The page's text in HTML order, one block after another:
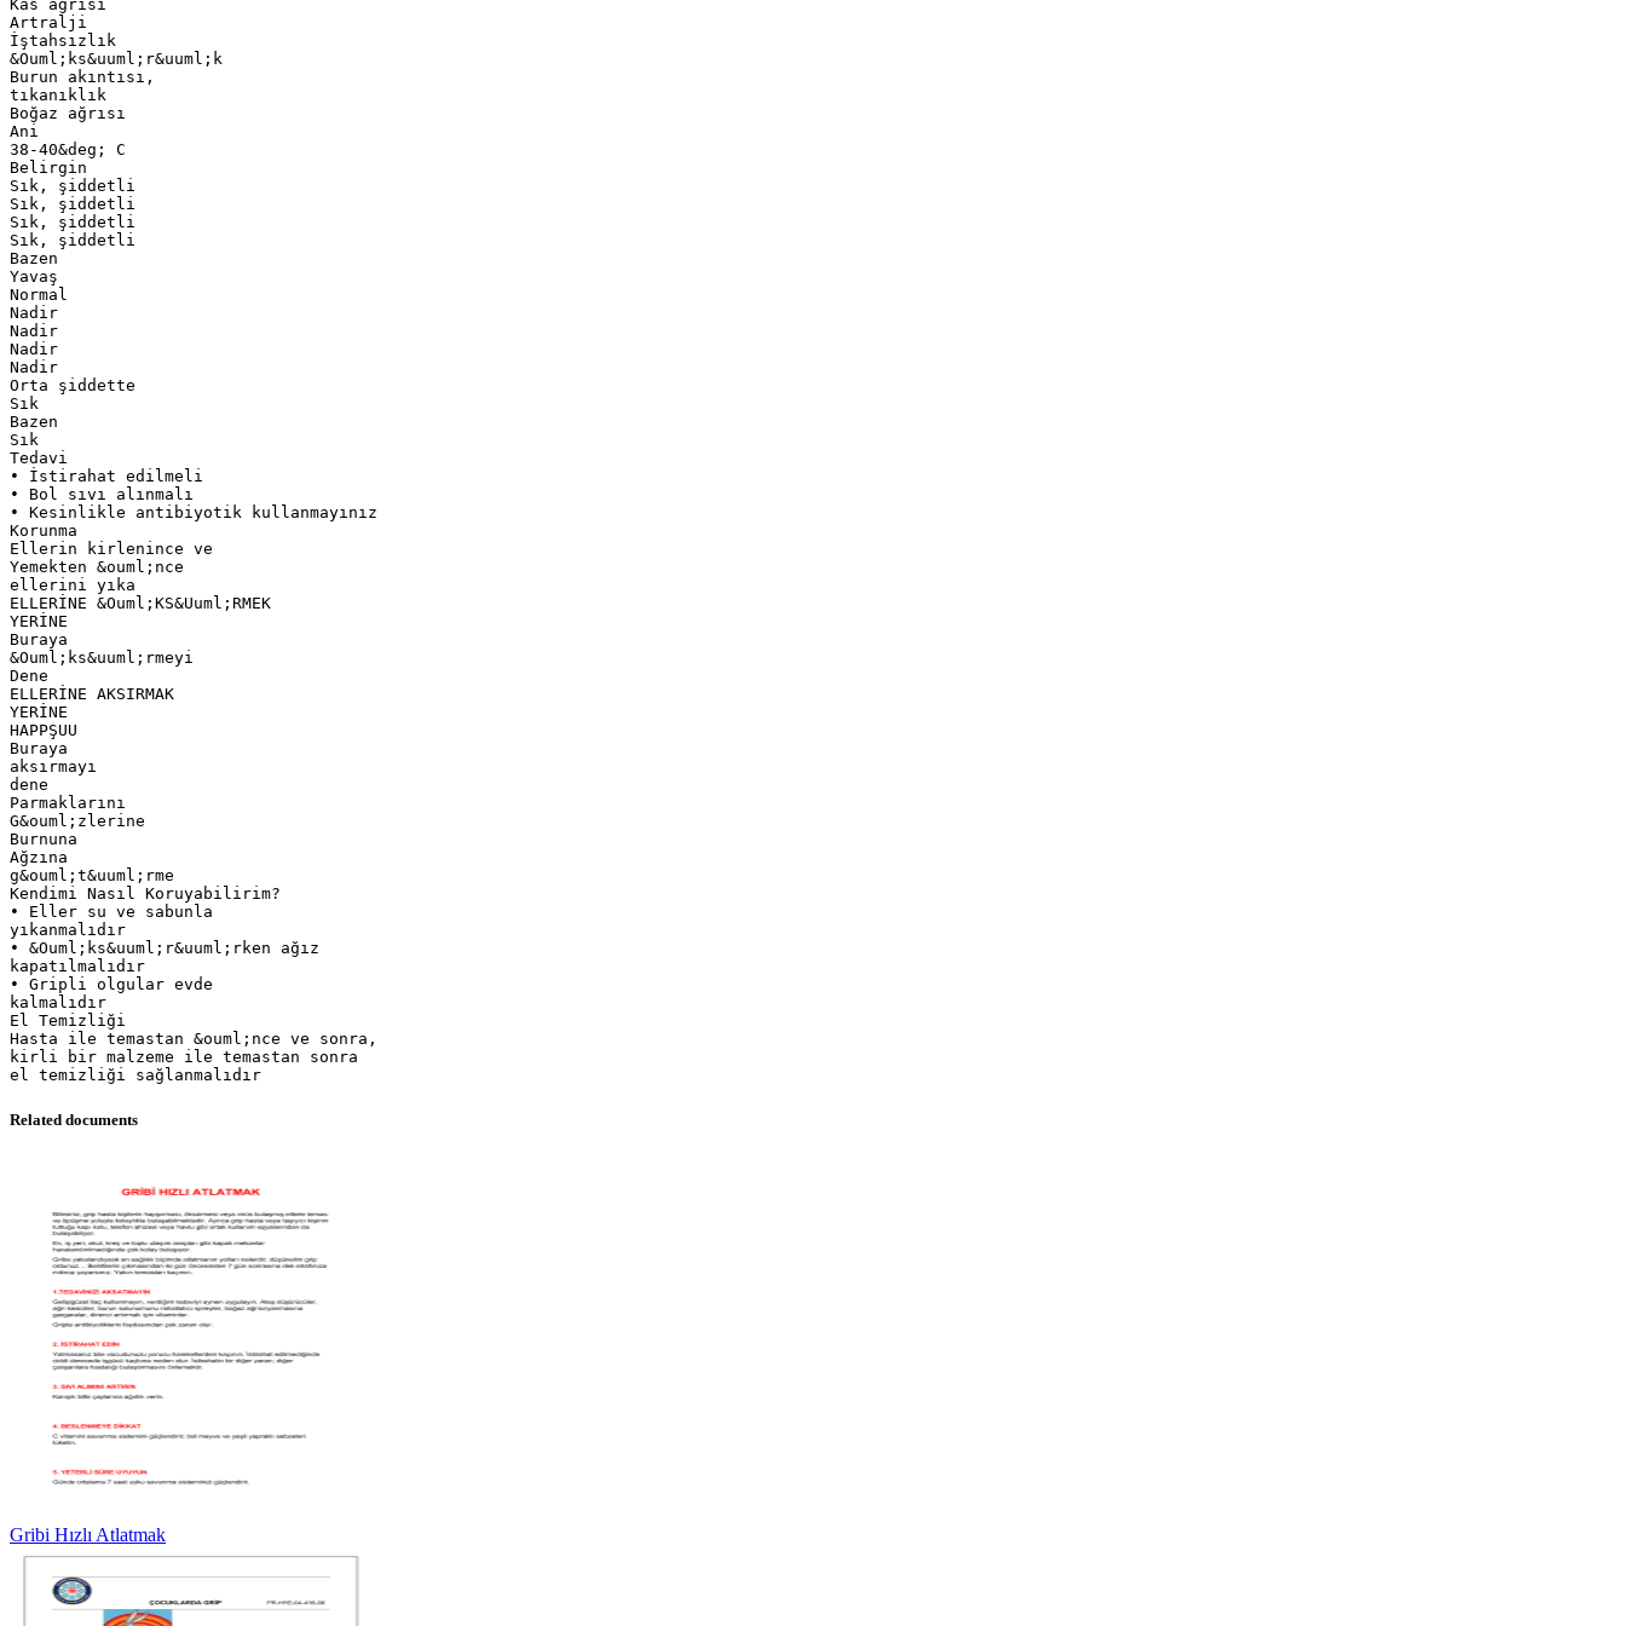
Kas ağrısı
Artralji
İştahsızlık
&Ouml;ks&uuml;r&uuml;k
Burun akıntısı,
tıkanıklık
Boğaz ağrısı
Ani
38-40&deg; C
Belirgin
Sık, şiddetli
Sık, şiddetli
Sık, şiddetli
Sık, şiddetli
Bazen
Yavaş
Normal
Nadir
Nadir
Nadir
Nadir
Orta şiddette
Sık
Bazen
Sık
Tedavi
• İstirahat edilmeli
• Bol sıvı alınmalı
• Kesinlikle antibiyotik kullanmayınız
Korunma
Ellerin kirlenince ve
Yemekten &ouml;nce
ellerini yıka
ELLERİNE &Ouml;KS&Uuml;RMEK
YERİNE
Buraya
&Ouml;ks&uuml;rmeyi
Dene
ELLERİNE AKSIRMAK
YERİNE
HAPPŞUU
Buraya
aksırmayı
dene
Parmaklarını
G&ouml;zlerine
Burnuna
Ağzına
g&ouml;t&uuml;rme
Kendimi Nasıl Koruyabilirim?
• Eller su ve sabunla
yıkanmalıdır
• &Ouml;ks&uuml;r&uuml;rken ağız
kapatılmalıdır
• Gripli olgular evde
kalmalıdır
El Temizliği
Hasta ile temastan &ouml;nce ve sonra,
kirli bir malzeme ile temastan sonra
Related documents
Gribi Hızlı Atlatmak